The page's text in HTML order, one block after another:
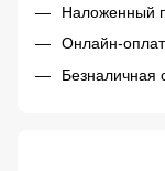
Наложенный
Онлайн-
Безналичная